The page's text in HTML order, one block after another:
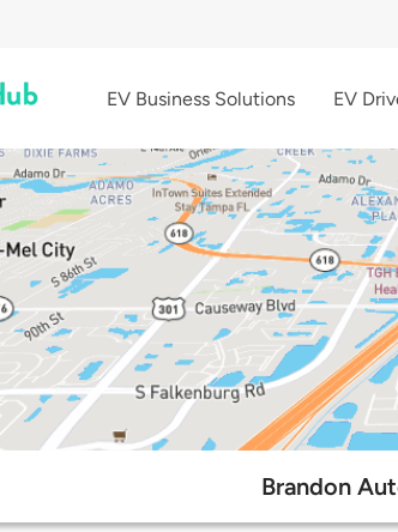
EV Business Solutions EV
Brandon